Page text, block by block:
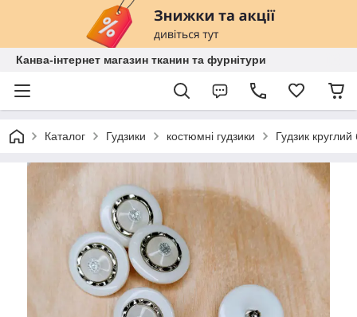
Канва-інтернет магазин тканин та фурнітури
Каталог Гудзики костюмні гудзики Гудзик